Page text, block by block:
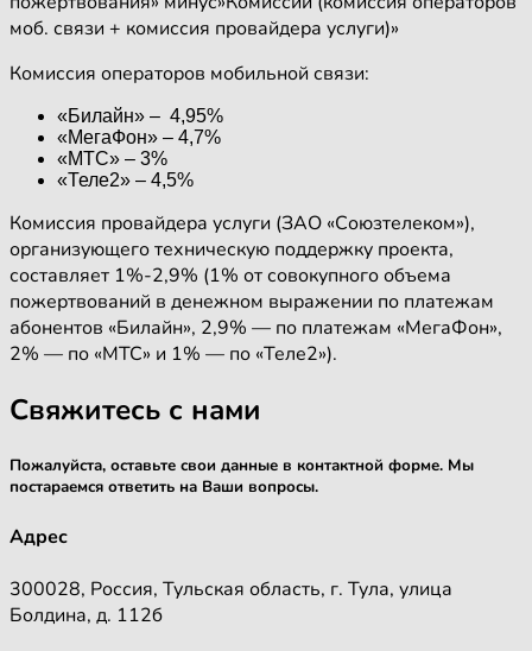
моб. связи + комиссия провайдера услуги)»
Комиссия операторов мобильной связи:
«Билайн» – 4,95%
«МегаФон» – 4,7%
«МТС» – 3%
«Теле2» – 4,5%
Комиссия провайдера услуги (ЗАО «Союзтелеком»),
организующего техническую поддержку проекта,
составляет 1%-2,9% (1% от совокупного объема
пожертвований в денежном выражении по платежам
абонентов «Билайн», 2,9% — по платежам «МегаФон»,
2% — по «МТС» и 1% — по «Теле2»).
Свяжитесь с нами
Пожалуйста, оставьте свои данные в контактной форме. Мы
постараемся ответить на Ваши вопросы.
Адрес
300028, Россия, Тульская область, г. Тула, улица
Болдина, д. 112б